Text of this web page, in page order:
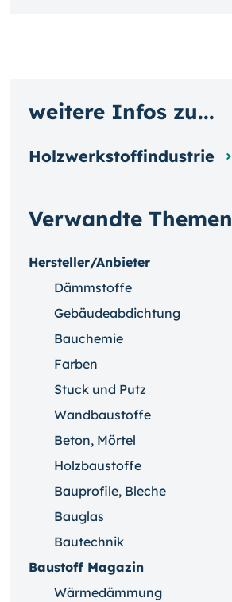
Verwandte Themen
Hersteller/Anbieter
Dämmstoffe
Gebäudeabdichtung
Bauchemie
Farben
Stuck und Putz
Wandbaustoffe
Beton, Mörtel
Holzbaustoffe
Bauprofile, Bleche
Bauglas
Bautechnik
Baustoff Magazin
Wärmedämmung
weitere Infos zu...
Holzwerkstoffindustrie